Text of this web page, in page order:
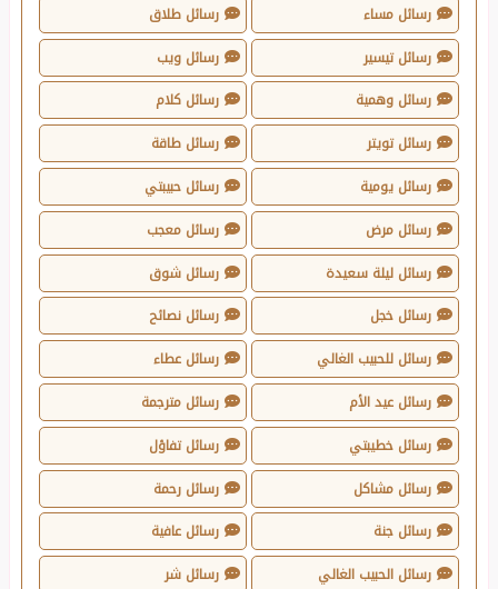
رسائل مساء
رسائل طلاق
رسائل تيسير
رسائل ويب
رسائل وهمية
رسائل كلام
رسائل تويتر
رسائل طاقة
رسائل يومية
رسائل حبيبتي
رسائل مرض
رسائل معجب
رسائل ليلة سعيدة
رسائل شوق
رسائل خجل
رسائل نصائح
رسائل للحبيب الغالي
رسائل عطاء
رسائل عيد الأم
رسائل مترجمة
رسائل خطيبتي
رسائل تفاؤل
رسائل مشاكل
رسائل رحمة
رسائل جنة
رسائل عافية
رسائل الحبيب الغالي
رسائل شر